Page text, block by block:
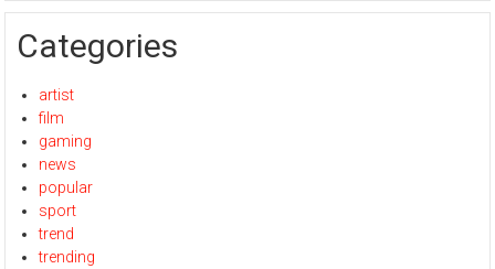
Categories
artist
film
gaming
news
popular
sport
trend
trending